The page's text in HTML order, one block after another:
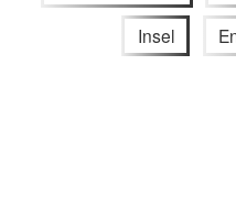
Insel